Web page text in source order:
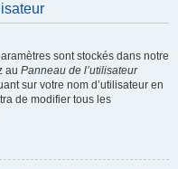
sont stockés dans notre
au Panneau de l’utilisateur
sur votre nom d’utilisateur en
de modifier tous les